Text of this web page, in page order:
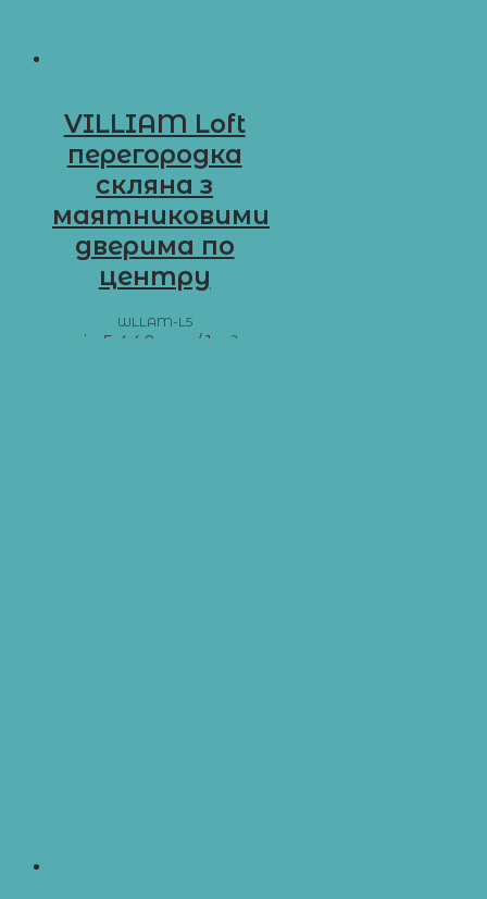
VILLIAM Loft
перегородка
скляна з
маятниковими
дверима по
центру
WLLAM-L5
від 5 440
/ 1 м²